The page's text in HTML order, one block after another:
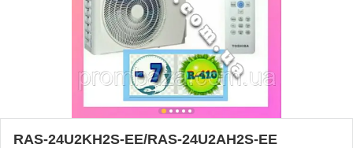
RAS-24U2KH2S-EE/RAS-24U2AH2S-EE